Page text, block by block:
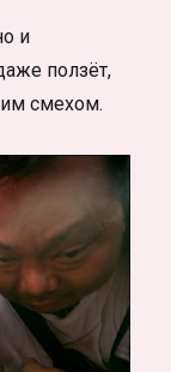
и
ползёт,
смехом.